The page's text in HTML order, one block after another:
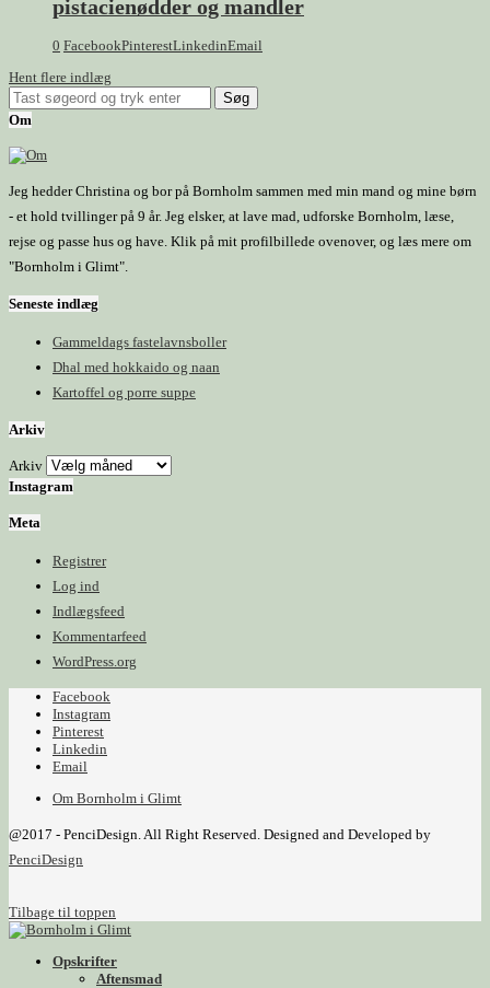
pistacienødder og mandler
0 FacebookPinterestLinkedinEmail
Hent flere indlæg
Om
Jeg hedder Christina og bor på Bornholm sammen med min mand og mine børn
- et hold tvillinger på 9 år. Jeg elsker, at lave mad, udforske Bornholm, læse,
rejse og passe hus og have. Klik på mit profilbillede ovenover, og læs mere om
"Bornholm i Glimt".
Seneste indlæg
Gammeldags fastelavnsboller
Dhal med hokkaido og naan
Kartoffel og porre suppe
Arkiv
Arkiv
Instagram
Meta
Registrer
Log ind
Indlægsfeed
Kommentarfeed
WordPress.org
Facebook
Instagram
Pinterest
Linkedin
Email
Om Bornholm i Glimt
@2017 - PenciDesign. All Right Reserved. Designed and Developed by
PenciDesign
Tilbage til toppen
Opskrifter
Aftensmad